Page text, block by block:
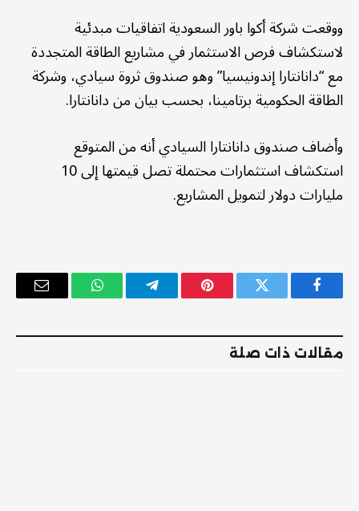
ووقعت شركة أكوا باور السعودية اتفاقيات مبدئية
لاستكشاف فرص الاستثمار في مشاريع الطاقة المتجددة
مع “دانانتارا إندونيسيا” وهو صندوق ثروة سيادي، وشركة
الطاقة الحكومية برتامينا، بحسب بيان من دانانتارا.
وأضاف صندوق دانانتارا السيادي أنه من المتوقع
استكشاف استثمارات محتملة تصل قيمتها إلى 10
مليارات دولار لتمويل المشاريع.
فيسبوك تويتر بينتيريستتيلقرام واتساب
البريد
مقالات ذات صلة